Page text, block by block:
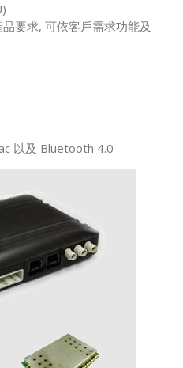
要求, 可依客戶需求功能及
以及 Bluetooth 4.0